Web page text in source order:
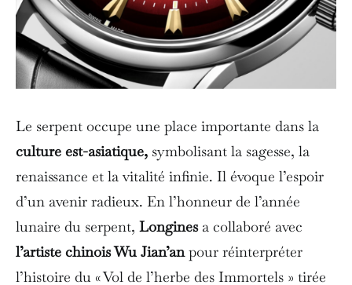
Le serpent occupe une place importante dans la
culture est-asiatique, symbolisant la sagesse, la
renaissance et la vitalité infinie. Il évoque l’espoir
d’un avenir radieux. En l’honneur de l’année
lunaire du serpent, Longinesa collaboré avec
l’artiste chinois Wu Jian’anpour réinterpréter
l’histoire du « Vol de l’herbe des Immortels » tirée